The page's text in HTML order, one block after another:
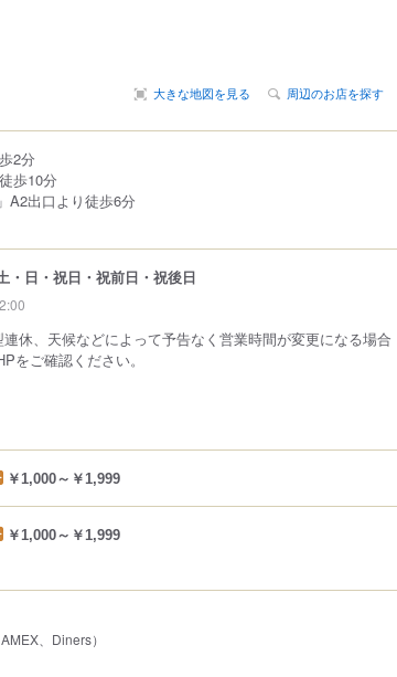
大きな地図を見る 周辺のお店を探す
2分
歩10分
A2出口より徒歩6分
・日・祝日・祝前日・祝後日
休、天候などによって予告なく営業時間が変更になる場合
をご確認ください。
￥1,000～￥1,999
￥1,000～￥1,999
、Diners）